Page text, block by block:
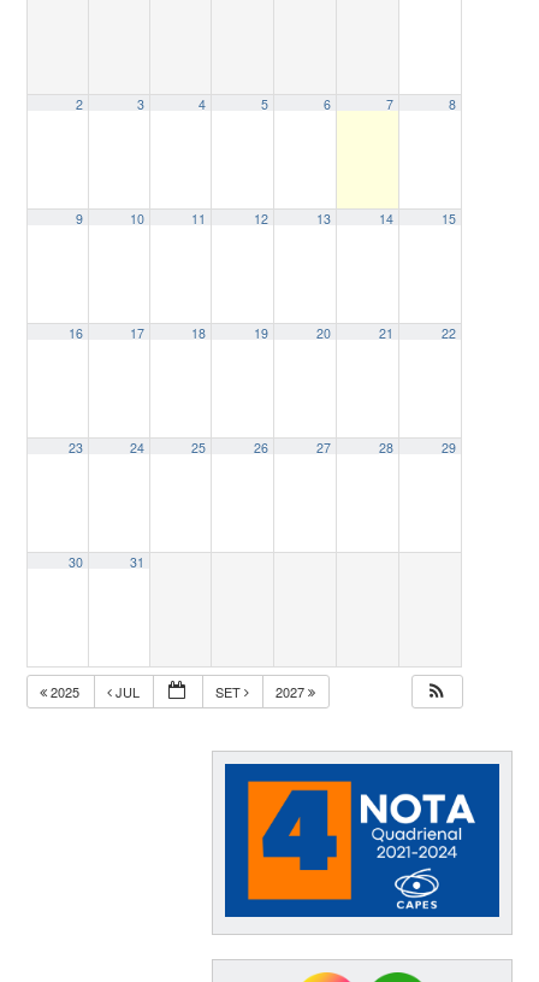
2 3 4 5 6 7 8
9 10 11 12 13 14 15
16 17 18 19 20 21 22
23 24 25 26 27 28 29
30 31
2025 JUL SET 2027